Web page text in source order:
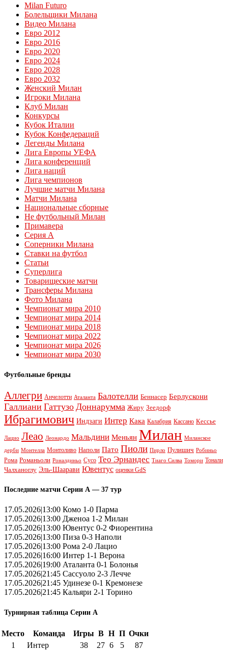
Milan Futuro
Болельщики Милана
Видео Милана
Евро 2012
Евро 2016
Евро 2020
Евро 2024
Евро 2028
Евро 2032
Женский Милан
Игроки Милана
Клуб Милан
Конкурсы
Кубок Италии
Кубок Конфедераций
Легенды Милана
Лига Европы УЕФА
Лига конференций
Лига наций
Лига чемпионов
Лучшие матчи Милана
Матчи Милана
Национальные сборные
Не футбольный Милан
Примавера
Серия А
Соперники Милана
Ставки на футбол
Статьи
Суперлига
Товарищеские матчи
Трансферы Милана
Фото Милана
Чемпионат мира 2010
Чемпионат мира 2014
Чемпионат мира 2018
Чемпионат мира 2022
Чемпионат мира 2026
Чемпионат мира 2030
Футбольные бренды
Аллегри Анчелотти Аталанта Балотелли Беннасер Берлускони
Галлиани Гаттузо Доннарумма Жиру Зеедорф
Ибрагимович Индзаги Интер Кака Калабрия Кассано Кессье
Лацио Леао Леонардо Мальдини Меньян Милан Миланское
дерби Монтелла Монтоливо Наполи Пато Пиоли Пирло Пулишич Робиньо
Рома Романьоли Роналдиньо Сусо Тео Эрнандес Тиаго Силва Томори Тонали
Чалханоглу Эль-Шаарави Ювентус оценки GdS
Последние матчи Серии А — 37 тур
17.05.2026|13:00 Комо 1-0 Парма
17.05.2026|13:00 Дженоа 1-2 Милан
17.05.2026|13:00 Ювентус 0-2 Фиорентина
17.05.2026|13:00 Пиза 0-3 Наполи
17.05.2026|13:00 Рома 2-0 Лацио
17.05.2026|16:00 Интер 1-1 Верона
17.05.2026|19:00 Аталанта 0-1 Болонья
17.05.2026|21:45 Сассуоло 2-3 Лечче
17.05.2026|21:45 Удинезе 0-1 Кремонезе
17.05.2026|21:45 Кальяри 2-1 Торино
Турнирная таблица Серии А
Место Команда Игры В Н П Очки
1
Интер 38 27 6 5
87